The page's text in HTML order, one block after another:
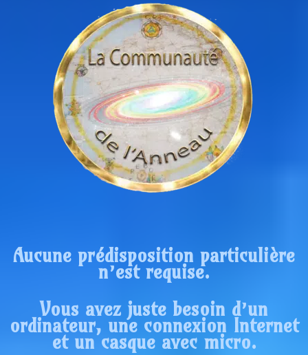
Aucune prédisposition particulière
n’est requise.
Vous avez juste besoin d’un
ordinateur, une connexion Internet
et un casque avec micro.